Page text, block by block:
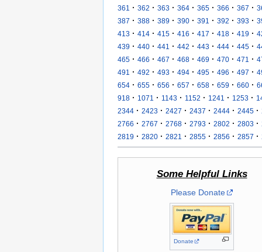
361
· 362 · 363 · 364 · 365 · 366 · 367 ·
387 · 388 · 389 · 390 · 391 · 392 · 393 ·
413 · 414 · 415 · 416 · 417 · 418 · 419 ·
439 · 440 · 441 · 442 · 443 · 444 · 445 ·
465 · 466 · 467 · 468 · 469 · 470 · 471 ·
491
· 492 · 493 · 494 · 495 · 496 · 497 ·
654 · 655 · 656 · 657 · 658 · 659 · 660 ·
918 · 1071 · 1143 · 1152 · 1241 · 1253 ·
2344 · 2423 · 2427 · 2437 · 2444 · 2445 ·
2766 · 2767 · 2768 · 2793 · 2802 · 2803 ·
2819 · 2820 · 2821 · 2855 · 2856 · 2857 ·
Some Helpful Links
Please Donate
Donate